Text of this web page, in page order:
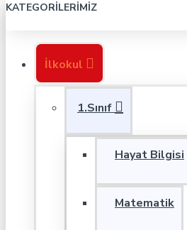
KATEGORILERIMIZ
İlkokul
1.Sınıf
Hayat Bilgisi
Matematik